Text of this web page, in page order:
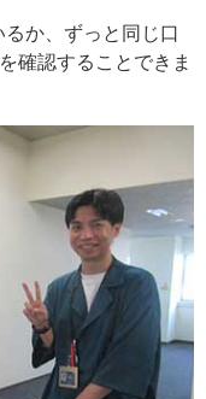
るか、ずっと同じ口
確認することできま